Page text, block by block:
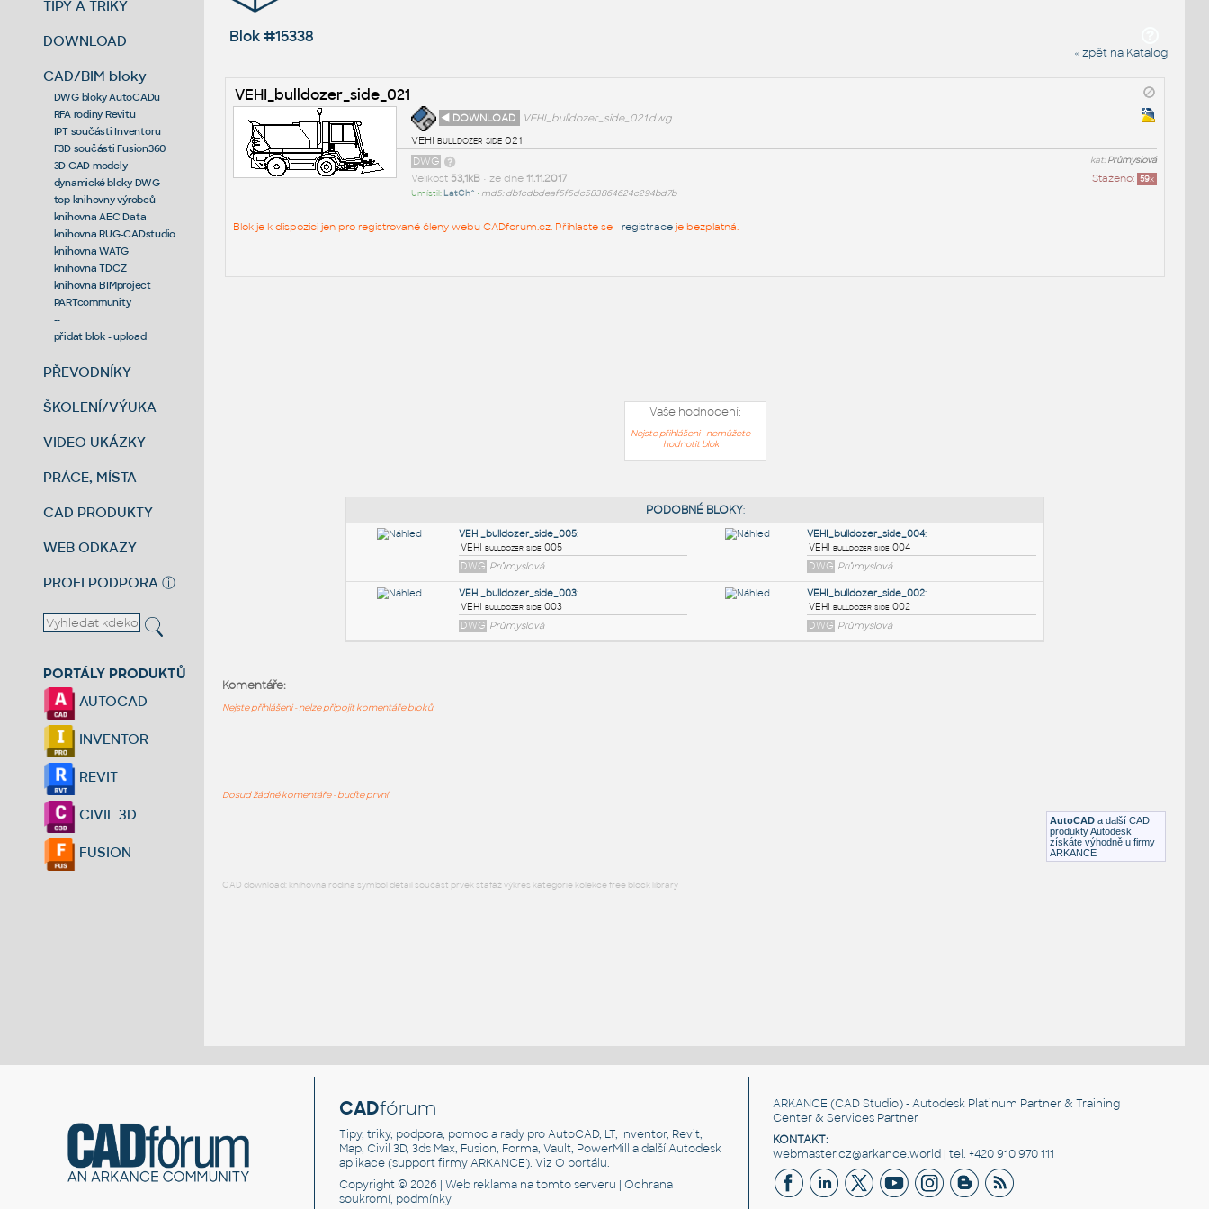
TIPY A TRIKY
DOWNLOAD
CAD/BIM bloky
DWG bloky AutoCADu
RFA rodiny Revitu
IPT součásti Inventoru
F3D součásti Fusion360
3D CAD modely
dynamické bloky DWG
top knihovny výrobců
knihovna AEC Data
knihovna RUG-CADstudio
knihovna WATG
knihovna TDCZ
knihovna BIMproject
PARTcommunity
--
přidat blok - upload
PŘEVODNÍKY
ŠKOLENÍ/VÝUKA
VIDEO UKÁZKY
PRÁCE, MÍSTA
CAD PRODUKTY
WEB ODKAZY
PROFI PODPORA ⓘ
PORTÁLY PRODUKTŮ
AUTOCAD
INVENTOR
REVIT
CIVIL 3D
FUSION
Blok #15338
« zpět na Katalog
VEHI_bulldozer_side_021
◄ DOWNLOAD
VEHI_bulldozer_side_021.dwg
VEHI bulldozer side 021
kat:Průmyslová
DWG
Staženo: 59x
Velikost 53,1kB• ze dne 11.11.2017
Umístil: LatCh^ • md5: db1cdbdeaf5f5dc583864624c294bd7b
Blok je k dispozici jen pro registrované členy webu CADforum.cz. Přihlaste se - registraceje bezplatná.
Vaše hodnocení:
Nejste přihlášeni - nemůžete
hodnotit blok
AutoCAD a další CAD
produkty Autodesk
získáte výhodně u firmy
ARKANCE
Komentáře:
Nejste přihlášeni - nelze připojit komentáře bloků
Dosud žádné komentáře - buďte první
CAD download: knihovna rodina symbol detail součást prvek stafáž výkres kategorie kolekce free block library
CADfórum
Tipy, triky, podpora, pomoc a rady pro AutoCAD, LT, Inventor, Revit,
Map, Civil 3D, 3ds Max, Fusion, Forma, Vault, PowerMill a další Autodesk
aplikace (support firmy ARKANCE). VizO portálu.
Copyright © 2026 |Web reklama na tomto serveru |Ochrana
soukromí, podmínky
ARKANCE (CAD Studio) - Autodesk Platinum Partner & Training
Center & Services Partner
KONTAKT:
webmaster.cz@arkance.world | tel. +420 910 970 111